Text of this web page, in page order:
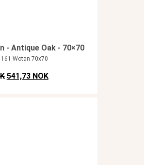
- Antique Oak - 70×70
Wotan 70x70
Opprinnelig pris var: NOK 732,58.
541,73 NOKNåværende pris er: NOK